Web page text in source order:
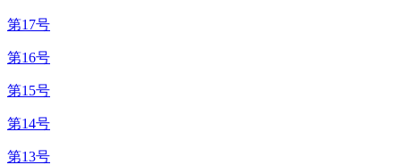
第17号
第16号
第15号
第14号
第13号